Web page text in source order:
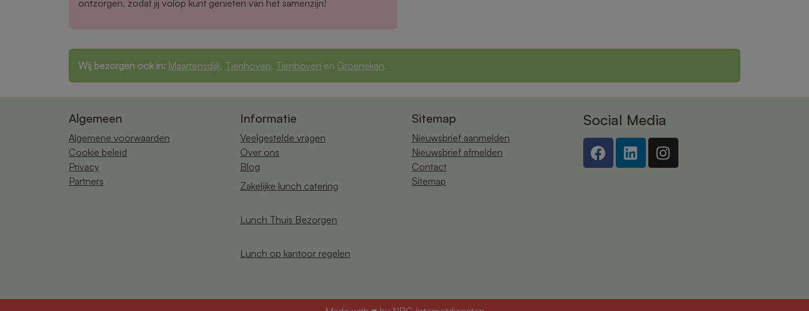
ontzorgen, zodat jij volop kunt genieten van het samenzijn!
Wij bezorgen ook in: Maartensdijk, Tienhoven, Tienhoven en Groenekan.
Algemeen
Algemene voorwaarden
Cookie beleid
Privacy
Partners
Informatie
Veelgestelde vragen
Over ons
Blog
Zakelijke lunch catering
Lunch Thuis Bezorgen
Lunch op kantoor regelen
Sitemap
Nieuwsbrief aanmelden
Nieuwsbrief afmelden
Contact
Sitemap
Social Media